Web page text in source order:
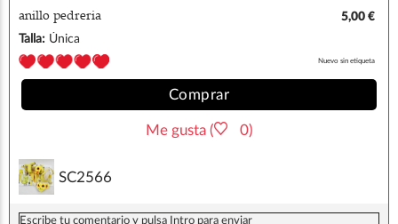
anillo pedreria
5,00 €
Talla: Única
Nuevo sin etiqueta
Comprar
Me gusta ( 0)
SC2566